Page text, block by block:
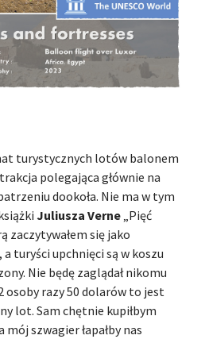
turystycznych lotów balonem
polegająca głównie na
dookoła. Nie ma w tym
Juliusza Verne „Pięć
zaczytywałem się jako
turyści upchnięci są w koszu
Nie będę zaglądał nikomu
razy 50 dolarów to jest
lot. Sam chętnie kupiłbym
szwagier łapałby nas